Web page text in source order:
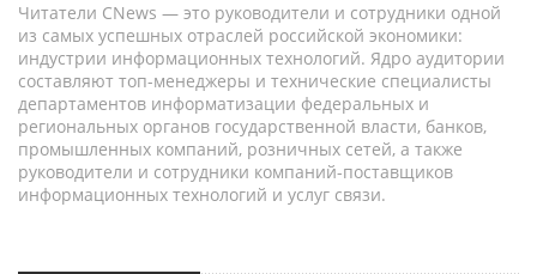
Читатели CNews — это руководители и сотрудники одной
из самых успешных отраслей российской экономики:
индустрии информационных технологий. Ядро аудитории
составляют топ-менеджеры и технические специалисты
департаментов информатизации федеральных и
региональных органов государственной власти, банков,
промышленных компаний, розничных сетей, а также
руководители и сотрудники компаний-поставщиков
информационных технологий и услуг связи.